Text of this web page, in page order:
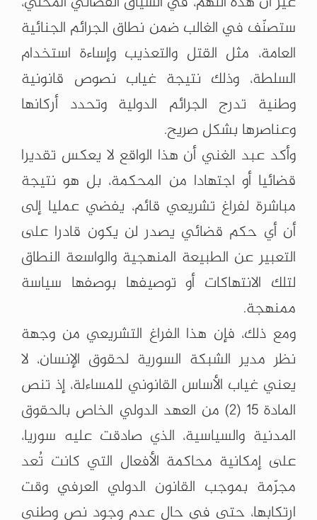
ستصنّف في الغالب ضمن نطاق الجرائم الجنائية
العامة، مثل القتل والتعذيب وإساءة استخدام
السلطة، وذلك نتيجة غياب نصوص قانونية
وطنية تدرج الجرائم الدولية وتحدد أركانها
وعناصرها بشكل صريح.
وأكد عبد الغني أن هذا الواقع لا يعكس تقديرا
قضائيا أو اجتهادا من المحكمة، بل هو نتيجة
مباشرة لفراغ تشريعي قائم، يفضي عمليا إلى
أن أي حكم قضائي يصدر لن يكون قادرا على
التعبير عن الطبيعة المنهجية والواسعة النطاق
لتلك الانتهاكات أو توصيفها بوصفها سياسة
ممنهجة.
ومع ذلك، فإن هذا الفراغ التشريعي من وجهة
نظر مدير الشبكة السورية لحقوق الإنسان، لا
يعني غياب الأساس القانوني للمساءلة، إذ تنص
المادة 15 (2) من العهد الدولي الخاص بالحقوق
المدنية والسياسية، الذي صادقت عليه سوريا،
على إمكانية محاكمة الأفعال التي كانت تُعد
مجرّمة بموجب القانون الدولي العرفي وقت
ارتكابها، حتى في حال عدم وجود نص وطني